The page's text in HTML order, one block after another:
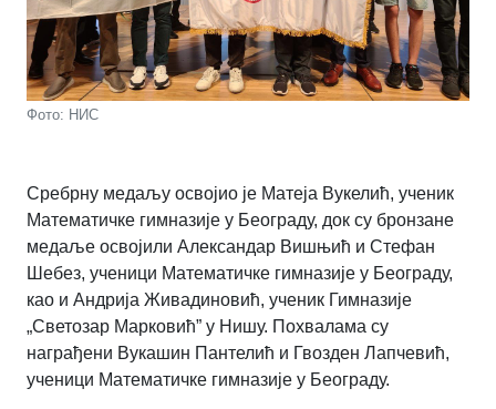
Фото: НИС
Сребрну медаљу освојио је Матеја Вукелић, ученик
Математичке гимназије у Београду, док су бронзане
медаље освојили Александар Вишњић и Стефан
Шебез, ученици Математичке гимназије у Београду,
као и Андрија Живадиновић, ученик Гимназије
„Светозар Марковић” у Нишу. Похвалама су
награђени Вукашин Пантелић и Гвозден Лапчевић,
ученици Математичке гимназије у Београду.